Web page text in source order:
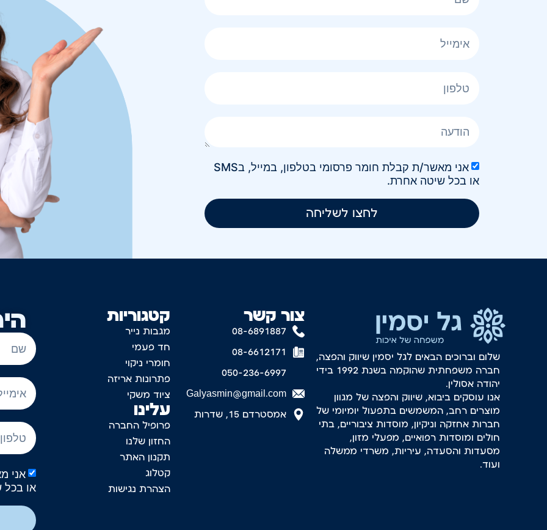
אני מאשר/ת קבלת חומר פרסומי בטלפון, במייל, בSMS
או בכל שיטה אחרת.
לחצו לשליחה
או
קטגוריות
מגבות נייר
חד פעמי
חומרי ניקוי
פתרונות אריזה
ציוד משקי
עלינו
פרופיל החברה
החזון שלנו
תקנון האתר
קטלוג
הצהרת נגישות
צור קשר
08-6891887
08-6612171
050-236-6997
Galyasmin@gmail.com
אמסטרדם 15, שדרות
שלום וברוכים הבאים לגל יסמין שיווק והפצה,
חברה משפחתית שהוקמה בשנת 1992 בידי
יהודה אסולין.
אנו עוסקים ביבוא, שיווק והפצה של מגוון
מוצרים רחב, המשמשים בתפעול יומיומי של
חברות אחזקה וניקיון, מוסדות ציבוריים, בתי
חולים ומוסדות רפואיים, מפעלי מזון,
מסעדות והסעדה, עיריות, משרדי ממשלה
ועוד.